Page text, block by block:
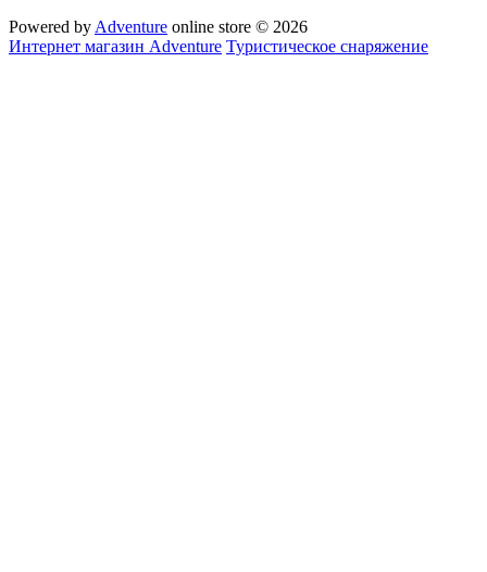
Powered by Adventure online store © 2026
Интернет магазин Adventure Туристическое снаряжение